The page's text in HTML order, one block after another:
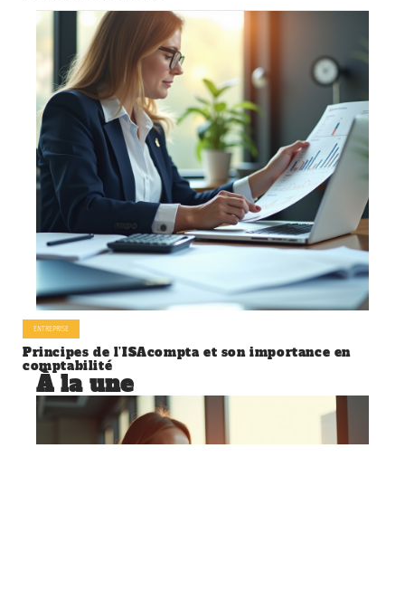
ENTREPRISE
Principes de l’ISAcompta et son importance en
comptabilité
À la une